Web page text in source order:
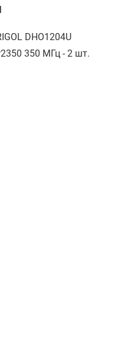
DHO1204U
350 МГц - 2 шт.